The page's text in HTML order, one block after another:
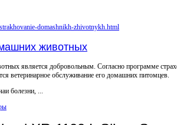
животных
является добровольным. Согласно программе
ветеринарное обслуживание его домашних питомцев.
болезни, ...